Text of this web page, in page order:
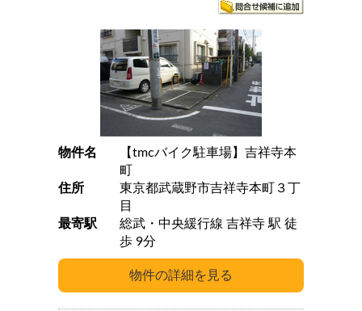
物件名
【tmcバイク駐車場】吉祥寺本
町
住所
東京都武蔵野市吉祥寺本町３丁
目
最寄駅
総武・中央緩行線 吉祥寺 駅 徒
歩 9分